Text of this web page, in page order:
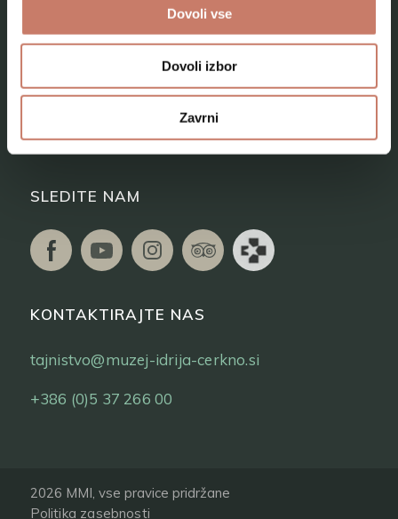
Dovoli vse
Dovoli izbor
Zavrni
Programi za skupine odraslih
Kje smo
SLEDITE NAM
KONTAKTIRAJTE NAS
tajnistvo@muzej-idrija-cerkno.si
+386 (0)5 37 266 00
2026 MMI, vse pravice pridržane
Politika zasebnosti